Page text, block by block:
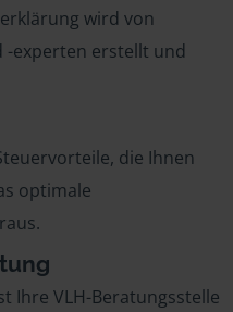
wird von
experten erstellt und
die Ihnen
optimale
Ihre VLH-Beratungsstelle